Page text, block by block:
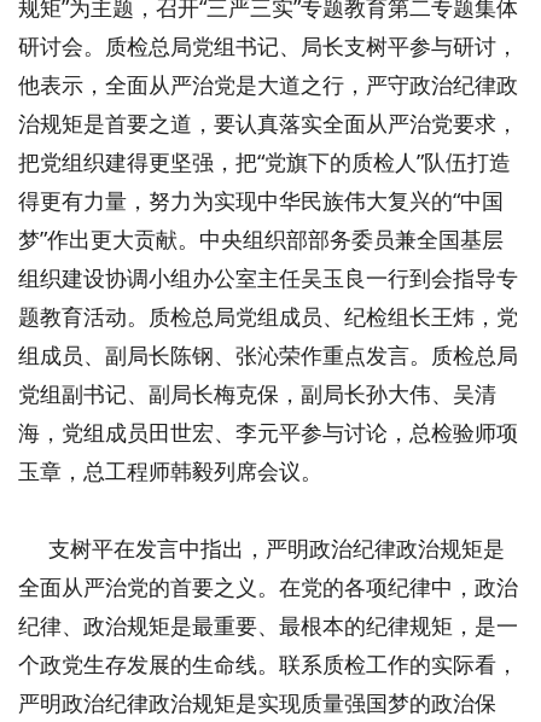
规矩”为主题，召开“三严三实”专题教育第二专题集体
研讨会。质检总局党组书记、局长支树平参与研讨，
他表示，全面从严治党是大道之行，严守政治纪律政
治规矩是首要之道，要认真落实全面从严治党要求，
把党组织建得更坚强，把“党旗下的质检人”队伍打造
得更有力量，努力为实现中华民族伟大复兴的“中国
梦”作出更大贡献。中央组织部部务委员兼全国基层
组织建设协调小组办公室主任吴玉良一行到会指导专
题教育活动。质检总局党组成员、纪检组长王炜，党
组成员、副局长陈钢、张沁荣作重点发言。质检总局
党组副书记、副局长梅克保，副局长孙大伟、吴清
海，党组成员田世宏、李元平参与讨论，总检验师项
玉章，总工程师韩毅列席会议。
支树平在发言中指出，严明政治纪律政治规矩是
全面从严治党的首要之义。在党的各项纪律中，政治
纪律、政治规矩是最重要、最根本的纪律规矩，是一
个政党生存发展的生命线。联系质检工作的实际看，
严明政治纪律政治规矩是实现质量强国梦的政治保